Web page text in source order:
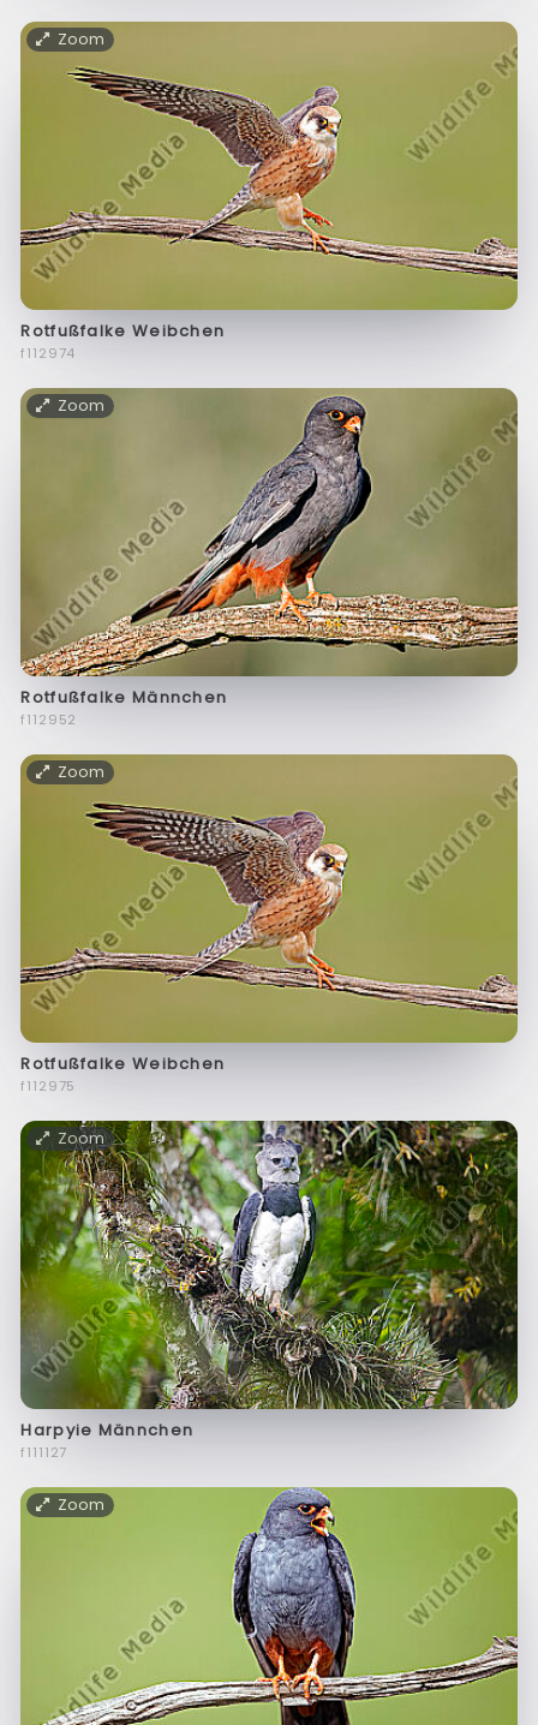
Zoom
Rotfußfalke Weibchen
f112974
Zoom
Rotfußfalke Männchen
f112952
Zoom
Rotfußfalke Weibchen
f112975
Zoom
Harpyie Männchen
f111127
Zoom